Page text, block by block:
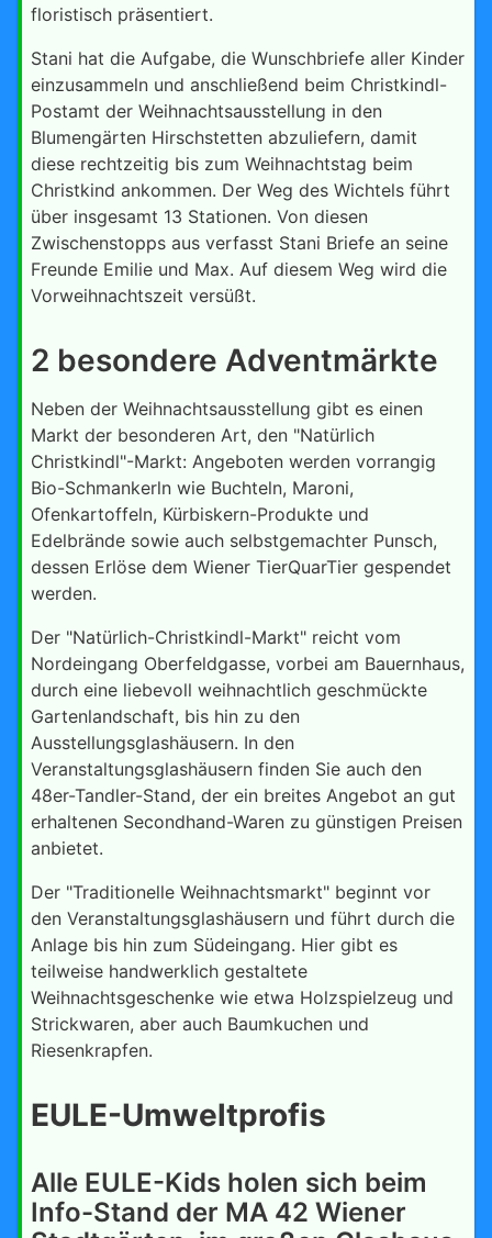
floristisch präsentiert.
Stani hat die Aufgabe, die Wunschbriefe aller Kinder
einzusammeln und anschließend beim Christkindl-
Postamt der Weihnachtsausstellung in den
Blumengärten Hirschstetten abzuliefern, damit
diese rechtzeitig bis zum Weihnachtstag beim
Christkind ankommen. Der Weg des Wichtels führt
über insgesamt 13 Stationen. Von diesen
Zwischenstopps aus verfasst Stani Briefe an seine
Freunde Emilie und Max. Auf diesem Weg wird die
Vorweihnachtszeit versüßt.
2 besondere Adventmärkte
Neben der Weihnachtsausstellung gibt es einen
Markt der besonderen Art, den "Natürlich
Christkindl"-Markt: Angeboten werden vorrangig
Bio-Schmankerln wie Buchteln, Maroni,
Ofenkartoffeln, Kürbiskern-Produkte und
Edelbrände sowie auch selbstgemachter Punsch,
dessen Erlöse dem Wiener TierQuarTier gespendet
werden.
Der "Natürlich-Christkindl-Markt" reicht vom
Nordeingang Oberfeldgasse, vorbei am Bauernhaus,
durch eine liebevoll weihnachtlich geschmückte
Gartenlandschaft, bis hin zu den
Ausstellungsglashäusern. In den
Veranstaltungsglashäusern finden Sie auch den
48er-Tandler-Stand, der ein breites Angebot an gut
erhaltenen Secondhand-Waren zu günstigen Preisen
anbietet.
Der "Traditionelle Weihnachtsmarkt" beginnt vor
den Veranstaltungsglashäusern und führt durch die
Anlage bis hin zum Südeingang. Hier gibt es
teilweise handwerklich gestaltete
Weihnachtsgeschenke wie etwa Holzspielzeug und
Strickwaren, aber auch Baumkuchen und
Riesenkrapfen.
EULE-Umweltprofis
Alle EULE-Kids holen sich beim
Info-Stand der MA 42 Wiener